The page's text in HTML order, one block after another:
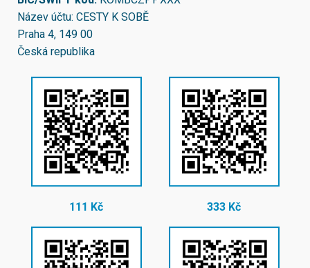
Název účtu: CESTY K SOBĚ
Praha 4, 149 00
Česká republika
111 Kč 333 Kč